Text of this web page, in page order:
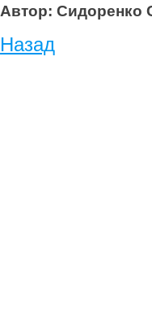
Автор: Сидоренко
Назад